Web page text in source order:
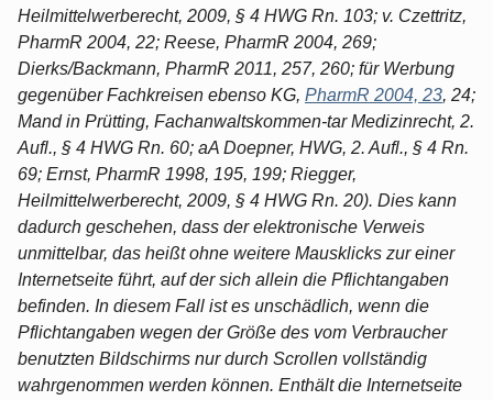
Heilmittelwerberecht, 2009, § 4 HWG Rn. 103; v. Czettritz,
PharmR 2004, 22; Reese, PharmR 2004, 269;
Dierks/Backmann, PharmR 2011, 257, 260; für Werbung
gegenüber Fachkreisen ebenso KG, PharmR 2004, 23, 24;
Mand in Prütting, Fachanwaltskommen-tar Medizinrecht, 2.
Aufl., § 4 HWG Rn. 60; aA Doepner, HWG, 2. Aufl., § 4 Rn.
69; Ernst, PharmR 1998, 195, 199; Riegger,
Heilmittelwerberecht, 2009, § 4 HWG Rn. 20). Dies kann
dadurch geschehen, dass der elektronische Verweis
unmittelbar, das heißt ohne weitere Mausklicks zur einer
Internetseite führt, auf der sich allein die Pflichtangaben
befinden. In diesem Fall ist es unschädlich, wenn die
Pflichtangaben wegen der Größe des vom Verbraucher
benutzten Bildschirms nur durch Scrollen vollständig
wahrgenommen werden können. Enthält die Internetseite